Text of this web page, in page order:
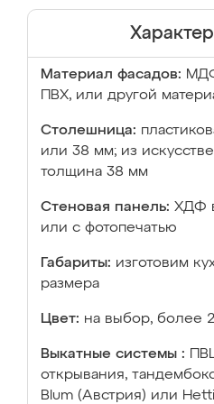
Материал фасадов:
ПВХ, или другой
Столешница:
или 38 мм; из
толщина 38 мм
Стеновая панель: ХДФ
или с фотопечатью
Габариты: изготовим
размера
Цвет: на выбор, более
Выкатные системы :
открывания,
Blum (Австрия) или